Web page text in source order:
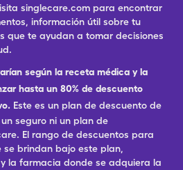
singlecare.com para encontrar
información útil sobre tu
que te ayudan a tomar decisiones
según la receta médica y la
hasta un 80% de descuento
Este es un plan de descuento de
seguro ni un plan de
El rango de descuentos para
brindan bajo este plan,
la farmacia donde se adquiera la